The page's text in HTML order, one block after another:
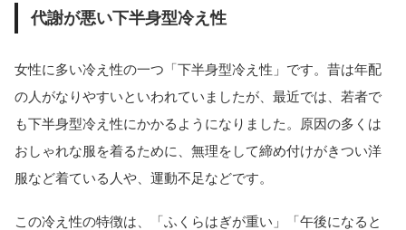
代謝が悪い下半身型冷え性
女性に多い冷え性の一つ「下半身型冷え性」です。昔は年配
の人がなりやすいといわれていましたが、最近では、若者で
も下半身型冷え性にかかるようになりました。原因の多くは
おしゃれな服を着るために、無理をして締め付けがきつい洋
服など着ている人や、運動不足などです。
この冷え性の特徴は、「ふくらはぎが重い」「午後になると